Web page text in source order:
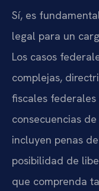
Sí, es
legal para un
Los casos
complejas,
fiscales federales
consecuencias
incluyen penas
posibilidad de
que comprenda